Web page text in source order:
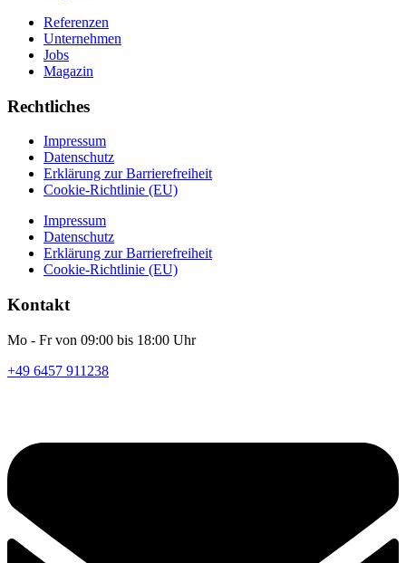
Referenzen
Unternehmen
Jobs
Magazin
Rechtliches
Impressum
Datenschutz
Erklärung zur Barrierefreiheit
Cookie-Richtlinie (EU)
Impressum
Datenschutz
Erklärung zur Barrierefreiheit
Cookie-Richtlinie (EU)
Kontakt
Mo - Fr von 09:00 bis 18:00 Uhr
+49 6457 911238